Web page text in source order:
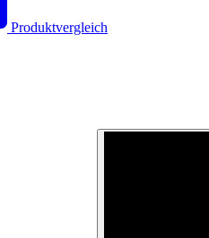
Produktvergleich